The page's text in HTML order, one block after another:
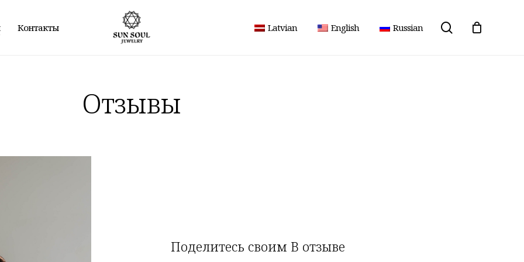
Контакты Latvian English Russian поиск
Отзывы
Поделитесь своим В отзыве